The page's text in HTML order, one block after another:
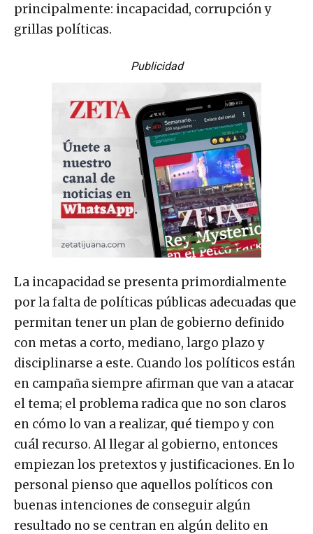
principalmente: incapacidad, corrupción y
grillas políticas.
Publicidad
La incapacidad se presenta primordialmente
por la falta de políticas públicas adecuadas que
permitan tener un plan de gobierno definido
con metas a corto, mediano, largo plazo y
disciplinarse a este. Cuando los políticos están
en campaña siempre afirman que van a atacar
el tema; el problema radica que no son claros
en cómo lo van a realizar, qué tiempo y con
cuál recurso. Al llegar al gobierno, entonces
empiezan los pretextos y justificaciones. En lo
personal pienso que aquellos políticos con
buenas intenciones de conseguir algún
resultado no se centran en algún delito en